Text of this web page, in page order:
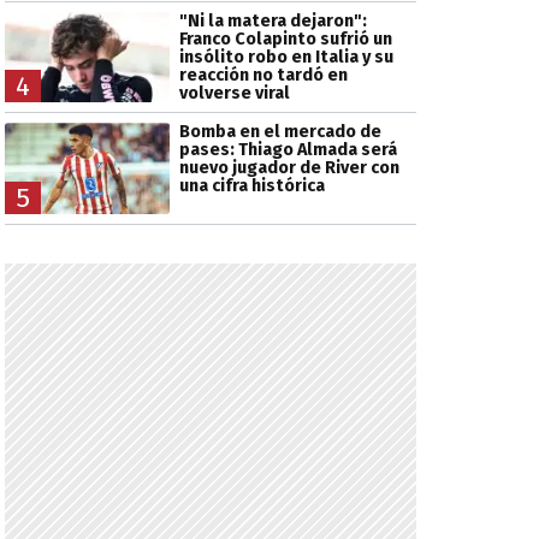
4
"Ni la matera dejaron":
Franco Colapinto sufrió un
insólito robo en Italia y su
reacción no tardó en
volverse viral
5
Bomba en el mercado de
pases: Thiago Almada será
nuevo jugador de River con
una cifra histórica